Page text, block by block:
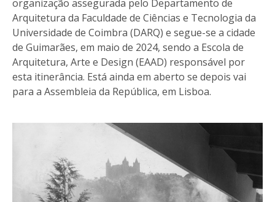
organização assegurada pelo Departamento de
Arquitetura da Faculdade de Ciências e Tecnologia da
Universidade de Coimbra (DARQ) e segue-se a cidade
de Guimarães, em maio de 2024, sendo a Escola de
Arquitetura, Arte e Design (EAAD) responsável por
esta itinerância. Está ainda em aberto se depois vai
para a Assembleia da República, em Lisboa.